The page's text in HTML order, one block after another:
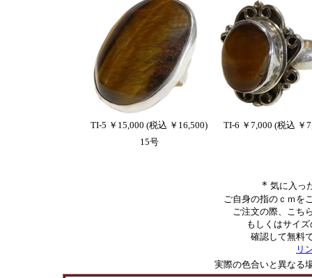
TI-5 ￥15,000 (税込 ￥16,500)
TI-6 ￥7,000 (税込 ￥
15号
＊ 気に入っ
ご自身の指のｃｍを
ご注文の際、こち
もしくはサイ
確認して無料
リ
実際の色合いと異なる